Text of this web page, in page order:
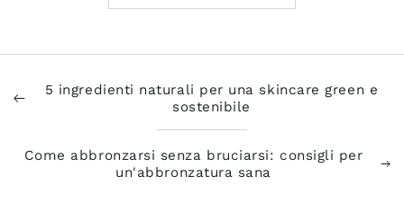
5 ingredienti naturali per una skincare green e
sostenibile
Come abbronzarsi senza bruciarsi: consigli per
un'abbronzatura sana